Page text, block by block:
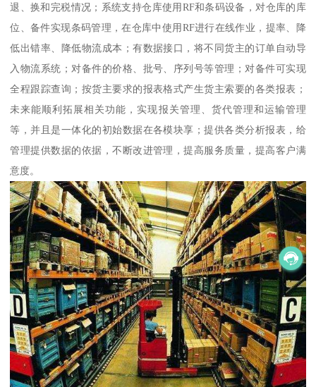
退、换和完税情况；系统支持仓库使用RF和条码设备，对仓库的库
位、备件实现条码管理，在仓库中使用RF进行在线作业，提率、降
低出错率、降低物流成本；有数据接口，将不同货主的订单自动导
入物流系统；对备件的价格、批号、序列号等管理；对备件可实现
全程跟踪查询；按货主要求的报表格式产生货主索要的各类报表；
未来能顺利拓展相关功能，实现报关管理、货代管理和运输管理
等，并且是一体化的初始数据在各模块享；提供各类分析报表，给
管理提供数据的依据，不断改进管理，提高服务质量，提高客户满
意度。